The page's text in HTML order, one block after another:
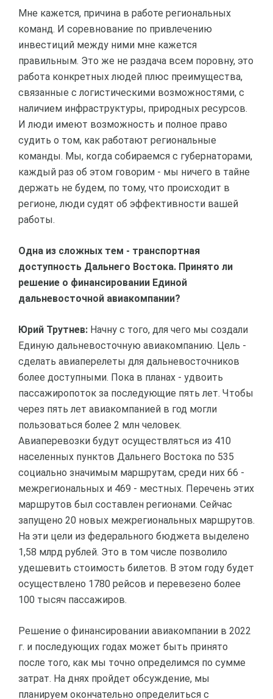
Мне кажется, причина в работе региональных
команд. И соревнование по привлечению
инвестиций между ними мне кажется
правильным. Это же не раздача всем поровну, это
работа конкретных людей плюс преимущества,
связанные с логистическими возможностями, с
наличием инфраструктуры, природных ресурсов.
И люди имеют возможность и полное право
судить о том, как работают региональные
команды. Мы, когда собираемся с губернаторами,
каждый раз об этом говорим - мы ничего в тайне
держать не будем, по тому, что происходит в
регионе, люди судят об эффективности вашей
работы.
Одна из сложных тем - транспортная
доступность Дальнего Востока. Принято ли
решение о финансировании Единой
дальневосточной авиакомпании?
Юрий Трутнев: Начну с того, для чего мы создали
Единую дальневосточную авиакомпанию. Цель -
сделать авиаперелеты для дальневосточников
более доступными. Пока в планах - удвоить
пассажиропоток за последующие пять лет. Чтобы
через пять лет авиакомпанией в год могли
пользоваться более 2 млн человек.
Авиаперевозки будут осуществляться из 410
населенных пунктов Дальнего Востока по 535
социально значимым маршрутам, среди них 66 -
межрегиональных и 469 - местных. Перечень этих
маршрутов был составлен регионами. Сейчас
запущено 20 новых межрегиональных маршрутов.
На эти цели из федерального бюджета выделено
1,58 млрд рублей. Это в том числе позволило
удешевить стоимость билетов. В этом году будет
осуществлено 1780 рейсов и перевезено более
100 тысяч пассажиров.
Решение о финансировании авиакомпании в 2022
г. и последующих годах может быть принято
после того, как мы точно определимся по сумме
затрат. На днях пройдет обсуждение, мы
планируем окончательно определиться с